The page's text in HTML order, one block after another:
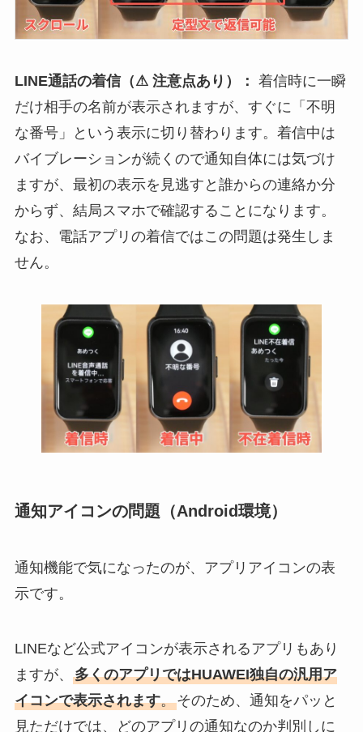
LINE通話の着信（⚠ 注意点あり）： 着信時に一瞬
だけ相手の名前が表示されますが、すぐに「不明
な番号」という表示に切り替わります。着信中は
バイブレーションが続くので通知自体には気づけ
ますが、最初の表示を見逃すと誰からの連絡か分
からず、結局スマホで確認することになります。
なお、電話アプリの着信ではこの問題は発生しま
せん。
通知アイコンの問題（Android環境）
通知機能で気になったのが、アプリアイコンの表
示です。
LINEなど公式アイコンが表示されるアプリもあり
ますが、 多くのアプリではHUAWEI独自の汎用ア
イコンで表示されます。そのため、通知をパッと
見ただけでは、どのアプリの通知なのか判別しに